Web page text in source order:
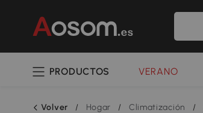
PRODUCTOS VERANO
Volver / Hogar / Climatización /